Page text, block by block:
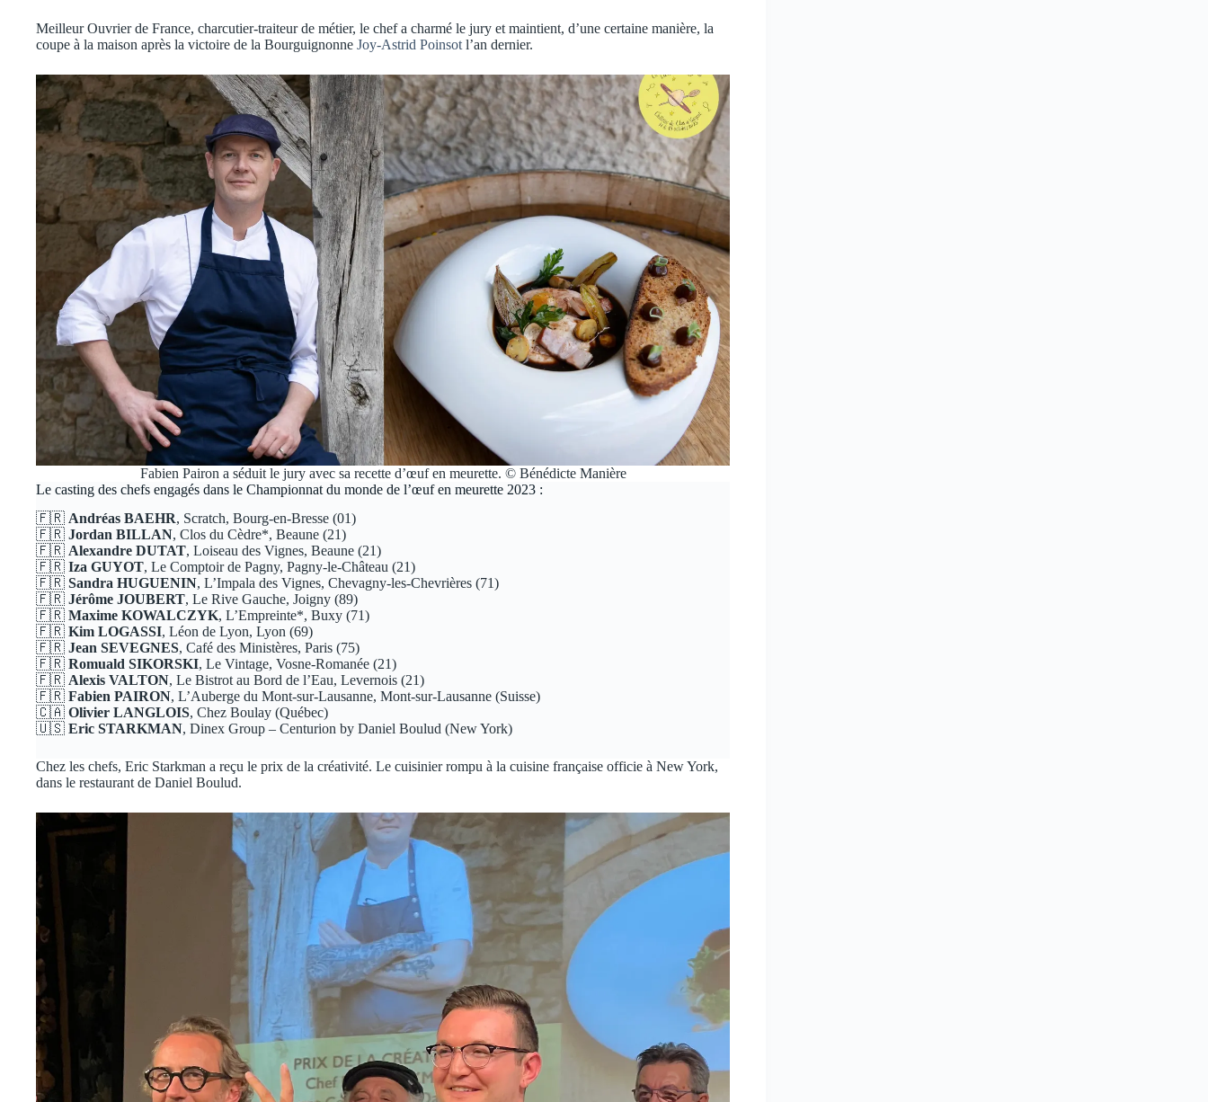
Meilleur Ouvrier de France, charcutier-traiteur de métier, le chef a charmé le jury et maintient, d’une certaine manière, la
coupe à la maison après la victoire de la Bourguignonne Joy-Astrid Poinsot l’an dernier.
Fabien Pairon a séduit le jury avec sa recette d’œuf en meurette. © Bénédicte Manière
Le casting des chefs engagés dans le Championnat du monde de l’œuf en meurette 2023 :
🇫🇷 Andréas BAEHR, Scratch, Bourg-en-Bresse (01)
🇫🇷 Jordan BILLAN, Clos du Cèdre*, Beaune (21)
🇫🇷 Alexandre DUTAT, Loiseau des Vignes, Beaune (21)
🇫🇷 Iza GUYOT, Le Comptoir de Pagny, Pagny-le-Château (21)
🇫🇷 Sandra HUGUENIN, L’Impala des Vignes, Chevagny-les-Chevrières (71)
🇫🇷 Jérôme JOUBERT, Le Rive Gauche, Joigny (89)
🇫🇷 Maxime KOWALCZYK, L’Empreinte*, Buxy (71)
🇫🇷 Kim LOGASSI, Léon de Lyon, Lyon (69)
🇫🇷 Jean SEVEGNES, Café des Ministères, Paris (75)
🇫🇷 Romuald SIKORSKI, Le Vintage, Vosne-Romanée (21)
🇫🇷 Alexis VALTON, Le Bistrot au Bord de l’Eau, Levernois (21)
🇫🇷 Fabien PAIRON, L’Auberge du Mont-sur-Lausanne, Mont-sur-Lausanne (Suisse)
🇨🇦 Olivier LANGLOIS, Chez Boulay (Québec)
🇺🇸 Eric STARKMAN, Dinex Group – Centurion by Daniel Boulud (New York)
Chez les chefs, Eric Starkman a reçu le prix de la créativité. Le cuisinier rompu à la cuisine française officie à New York,
dans le restaurant de Daniel Boulud.